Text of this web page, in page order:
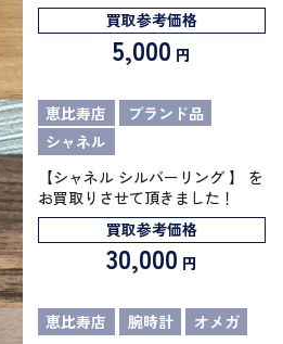
買取参考価格
5,000 円
恵比寿店
ブランド品
シャネル
【シャネル シルバーリング 】 を
お買取りさせて頂きました！
買取参考価格
30,000 円
恵比寿店 腕時計
オメガ